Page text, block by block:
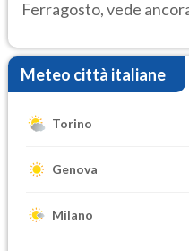
Ferragosto, vede
Meteo città italiane
Torino
Genova
Milano